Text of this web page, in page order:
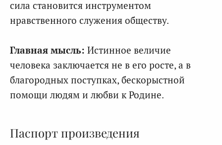
сила становится инструментом
нравственного служения обществу.
Главная мысль: Истинное величие
человека заключается не в его росте, а в
благородных поступках, бескорыстной
помощи людям и любви к Родине.
Паспорт произведения